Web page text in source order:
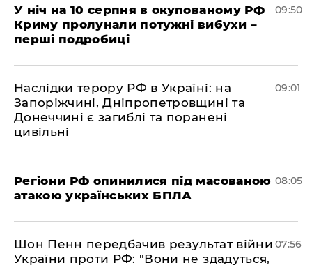
У ніч на 10 серпня в окупованому РФ
Криму пролунали потужні вибухи –
перші подробиці
09:50
Наслідки терору РФ в Україні: на
Запоріжчині, Дніпропетровщині та
Донеччині є загиблі та поранені
цивільні
09:01
Регіони РФ опинилися під масованою
атакою українських БПЛА
08:05
Шон Пенн передбачив результат війни
України проти РФ: "Вони не здадуться,
07:56